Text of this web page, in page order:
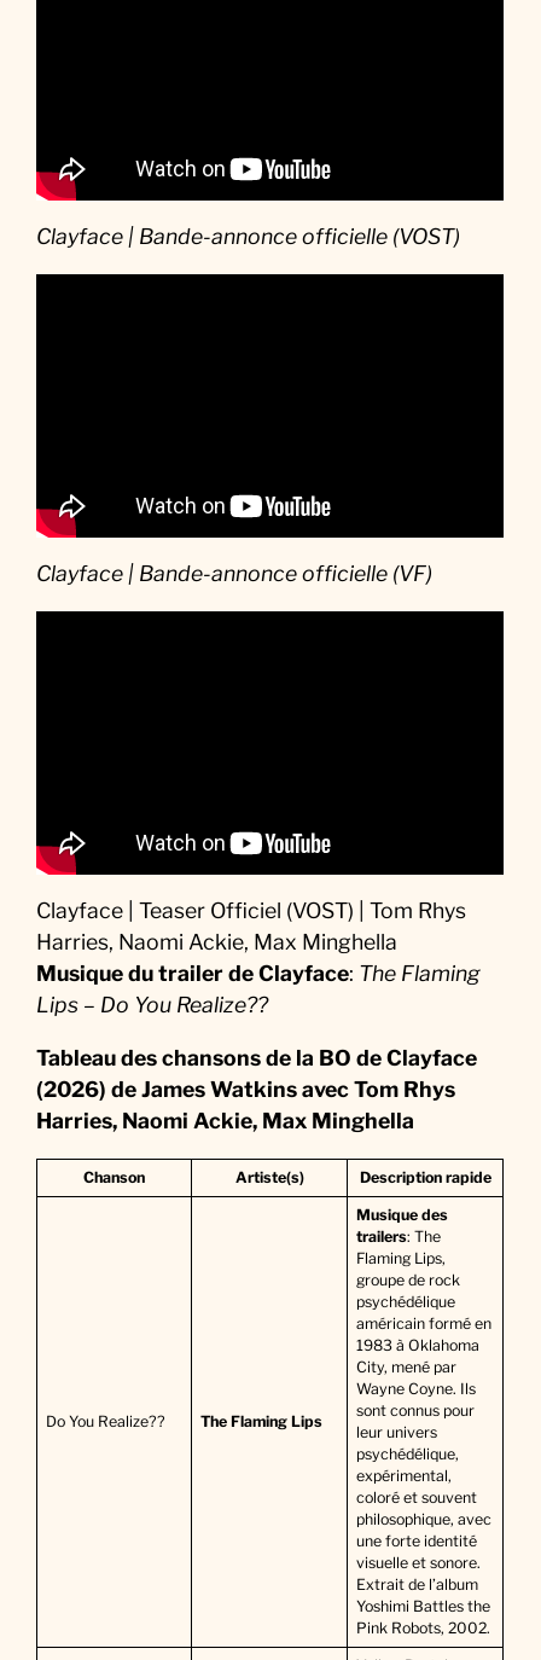
Clayface | Bande-annonce officielle (VOST)
Clayface | Bande-annonce officielle (VF)
Clayface | Teaser Officiel (VOST) | Tom Rhys
Harries, Naomi Ackie, Max Minghella
Musique du trailer de Clayface: The Flaming
Lips – Do You Realize??
Tableau des chansons de la BO de Clayface
(2026) de James Watkins avec Tom Rhys
Harries, Naomi Ackie, Max Minghella
Chanson Artiste(s) Description rapide
Do You Realize?? The Flaming Lips
Musique des
trailers: The
Flaming Lips,
groupe de rock
psychédélique
américain formé en
1983 à Oklahoma
City, mené par
Wayne Coyne. Ils
sont connus pour
leur univers
psychédélique,
expérimental,
coloré et souvent
philosophique, avec
une forte identité
visuelle et sonore.
Extrait de l’album
Yoshimi Battles the
Pink Robots, 2002.